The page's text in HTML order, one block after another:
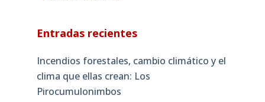
Entradas recientes
Incendios forestales, cambio climático y el
clima que ellas crean: Los
Pirocumulonimbos